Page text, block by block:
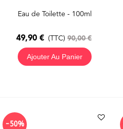
Eau de Toilette - 100ml
49,90 € (TTC) 90,00 €
Ajouter Au Panier
-50%